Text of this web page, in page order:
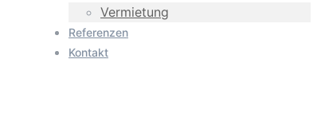
Vermietung
Referenzen
Kontakt